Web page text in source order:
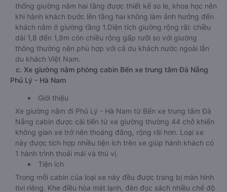
thống giường nằm hai tầng được thiết kế so le, khoa học nên
khi hành khách bước lên tầng hai không làm ảnh hưởng đến
khách nằm ở giường tầng 1.Diện tích giường rộng rãi: chiều
dài 1,8 đến 1,9m còn chiều rộng gấp rưỡi so với giường
thông thường nên phù hợp với cả du khách nước ngoài lẫn
du khách Việt Nam.
c. Xe giường nằm phòng cabin Bến xe trung tâm Đà Nẵng
Phủ Lý - Hà Nam
Giới thiệu
Xe giường nằm đi Phủ Lý - Hà Nam từ Bến xe trung tâm Đà
Nẵng cabin được cải tiến từ xe giường thường 44 chỗ khiến
không gian xe trở nên thoáng đãng, rộng rãi hơn. Loại xe
này được tích hợp nhiều tiện ích trên xe giúp hành khách có
1 hành trình thoải mái và thú vị.
Tiện ích
Trong mỗi cabin của loại xe này đều được trang bị màn hình
tivi riêng. Khe điều hòa mát lạnh, đèn đọc sách nhiều chế độ